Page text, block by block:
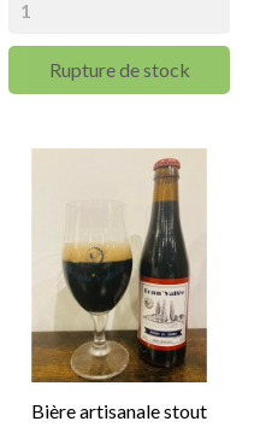
Rupture de stock
Bière artisanale stout